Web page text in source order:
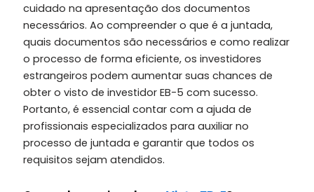
cuidado na apresentação dos documentos
necessários. Ao compreender o que é a juntada,
quais documentos são necessários e como realizar
o processo de forma eficiente, os investidores
estrangeiros podem aumentar suas chances de
obter o visto de investidor EB-5 com sucesso.
Portanto, é essencial contar com a ajuda de
profissionais especializados para auxiliar no
processo de juntada e garantir que todos os
requisitos sejam atendidos.